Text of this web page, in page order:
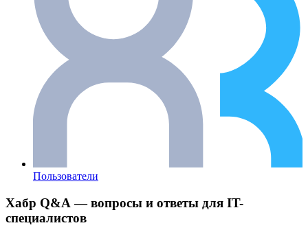
Пользователи
Хабр Q&A — вопросы и ответы для IT-
специалистов